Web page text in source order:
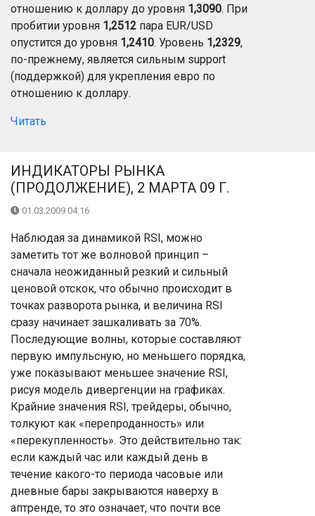
отношению к доллару до уровня 1,3090. При
пробитии уровня 1,2512 пара EUR/USD
опустится до уровня 1,2410. Уровень 1,2329,
по-прежнему, является сильным support
(поддержкой) для укрепления евро по
отношению к доллару.
Читать
ИНДИКАТОРЫ РЫНКА
(ПРОДОЛЖЕНИЕ), 2 МАРТА 09 Г.
01.03.2009 04:16
Наблюдая за динамикой RSI, можно
заметить тот же волновой принцип –
сначала неожиданный резкий и сильный
ценовой отскок, что обычно происходит в
точках разворота рынка, и величина RSI
сразу начинает зашкаливать за 70%.
Последующие волны, которые составляют
первую импульсную, но меньшего порядка,
уже показывают меньшее значение RSI,
рисуя модель дивергенции на графиках.
Крайние значения RSI, трейдеры, обычно,
толкуют как «перепроданность» или
«перекупленность». Это действительно так:
если каждый час или каждый день в
течение какого-то периода часовые или
дневные бары закрываются наверху в
аптренде, то это означает, что почти все